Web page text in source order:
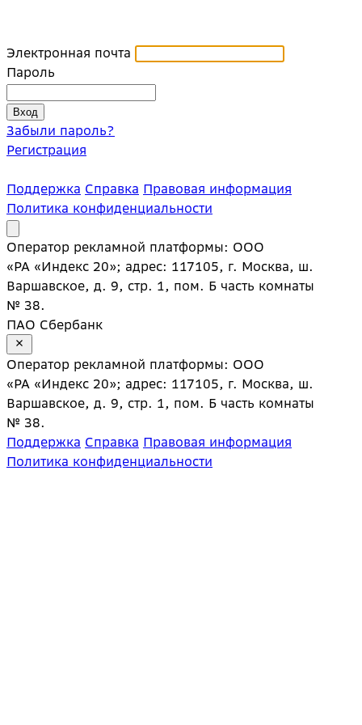
Электронная почта
Пароль
Забыли пароль?
Регистрация
Поддержка Справка Правовая информация
Политика конфиденциальности
Оператор рекламной платформы: ООО
«РА «Индекс 20»; адрес: 117105, г. Москва, ш.
Варшавское, д. 9, стр. 1, пом. Б часть комнаты
№ 38.
ПАО Сбербанк
Оператор рекламной платформы: ООО
«РА «Индекс 20»; адрес: 117105, г. Москва, ш.
Варшавское, д. 9, стр. 1, пом. Б часть комнаты
№ 38.
Поддержка Справка Правовая информация
Политика конфиденциальности